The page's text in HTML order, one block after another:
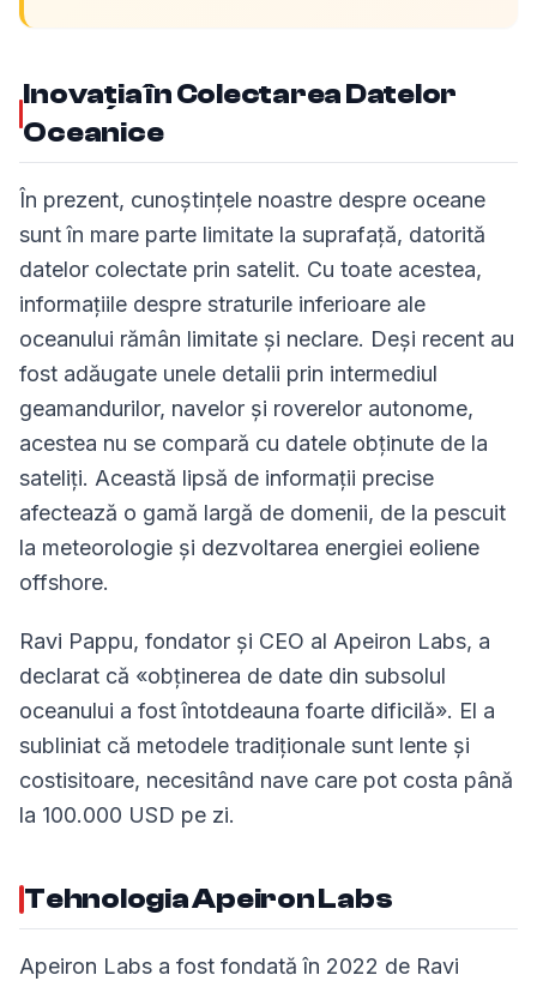
Inovația în Colectarea Datelor
Oceanice
În prezent, cunoștințele noastre despre oceane
sunt în mare parte limitate la suprafață, datorită
datelor colectate prin satelit. Cu toate acestea,
informațiile despre straturile inferioare ale
oceanului rămân limitate și neclare. Deși recent au
fost adăugate unele detalii prin intermediul
geamandurilor, navelor și roverelor autonome,
acestea nu se compară cu datele obținute de la
sateliți. Această lipsă de informații precise
afectează o gamă largă de domenii, de la pescuit
la meteorologie și dezvoltarea energiei eoliene
offshore.
Ravi Pappu, fondator și CEO al Apeiron Labs, a
declarat că «obținerea de date din subsolul
oceanului a fost întotdeauna foarte dificilă». El a
subliniat că metodele tradiționale sunt lente și
costisitoare, necesitând nave care pot costa până
la 100.000 USD pe zi.
Tehnologia Apeiron Labs
Apeiron Labs a fost fondată în 2022 de Ravi